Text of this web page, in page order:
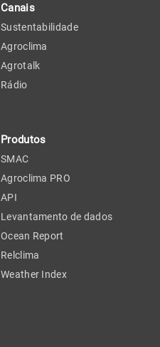
Canais
Sustentabilidade
Agroclima
Agrotalk
Rádio
Produtos
SMAC
Agroclima PRO
API
Levantamento de dados
Ocean Report
Relclima
Weather Index